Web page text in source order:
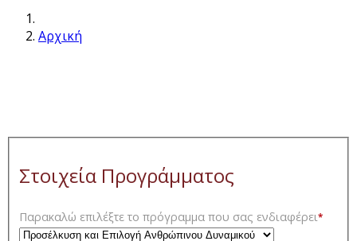
Αρχική
Στοιχεία Προγράμματος
Παρακαλώ επιλέξτε το πρόγραμμα που σας ενδιαφέρει*